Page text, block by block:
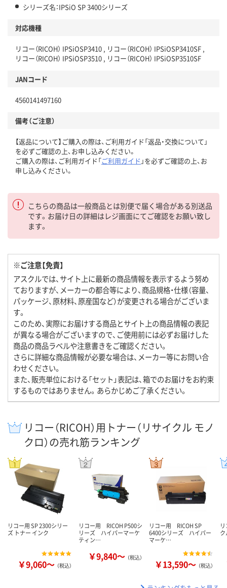
シリーズ名：IPSiO SP 3400シリーズ
対応機種
リコー（RICOH） IPSiOSP3410 , リコー（RICOH） IPSiOSP3410SF ,
リコー（RICOH） IPSiOSP3510 , リコー（RICOH） IPSiOSP3510SF
JANコード
4560141497160
備考（ご注意）
【返品について】ご購入の際は、ご利用ガイド「返品・交換について」
を必ずご確認の上、お申し込みください。
ご購入の際は、ご利用ガイド「ご利用ガイド 」を必ずご確認の上、お
申し込みください。
こちらの商品は一般商品とは別便で届く場合がある別送品
です。お届け日の詳細はレジ画面にてご確認をお願い致し
ます。
※ご注意【免責】
アスクルでは、サイト上に最新の商品情報を表示するよう努め
ておりますが、メーカーの都合等により、商品規格・仕様（容量、
パッケージ、原材料、原産国など）が変更される場合がございま
す。
このため、実際にお届けする商品とサイト上の商品情報の表記
が異なる場合がございますので、ご使用前には必ずお届けした
商品の商品ラベルや注意書きをご確認ください。
さらに詳細な商品情報が必要な場合は、メーカー等にお問い合
わせください。
また、販売単位における「セット」表記は、箱でのお届けをお約束
するものではありません。あらかじめご了承ください。
リコー（RICOH）用トナー（リサイクル モノ
クロ）の売れ筋ランキング
リコー用 SP 2300シリー
ズ トナー インク
￥9,060～ （税込）
リコー用 RICOH P500シ
リーズ ハイパーマーケ
ティン…
￥9,840～ （税込）
リコー用 RICOH SP
6400シリーズ ハイパー
マーケ…
￥13,590～ （税込）